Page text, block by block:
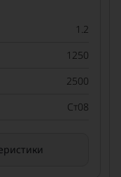
1.2
1250
2500
Ст08